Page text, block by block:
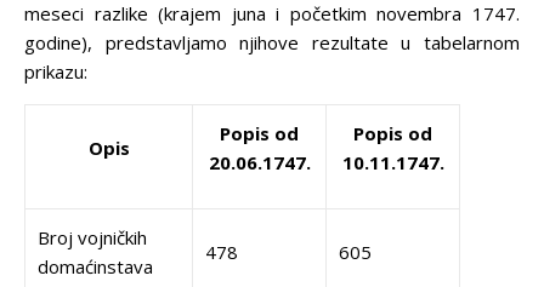
meseci razlike (krajem juna i početkim novembra 1747.
godine), predstavljamo njihove rezultate u tabelarnom
prikazu:
Opis
Popis od
20.06.1747.
Popis od
10.11.1747.
Broj vojničkih
domaćinstava
478 605